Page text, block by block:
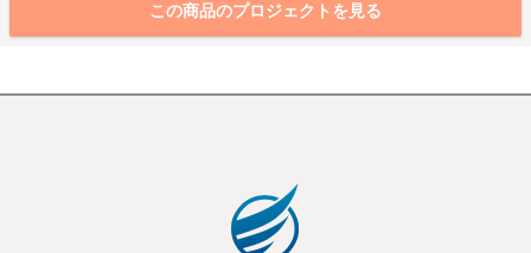
この商品のプロジェクトを見る